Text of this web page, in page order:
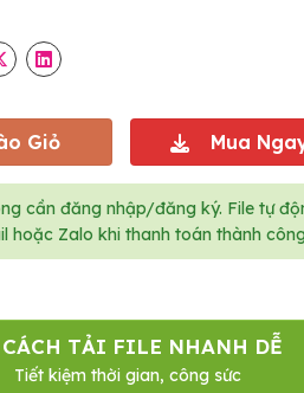
Giỏ Mua
cần đăng nhập/đăng ký. File tự
hoặc Zalo khi thanh toán thành
TẢI FILE NHANH DỄ
Tiết kiệm thời gian, công sức